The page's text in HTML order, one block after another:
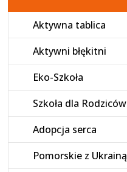
Aktywna tablica
Aktywni błękitni
Eko-Szkoła
Szkoła dla Rodziców
Adopcja serca
Pomorskie z Ukrainą